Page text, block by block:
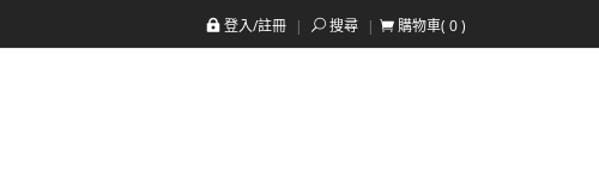
登入/註冊 搜尋 購物車( 0)